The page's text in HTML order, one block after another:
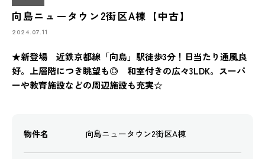
向島ニュータウン2街区A棟【中古】
2024.07.11
★新登場 近鉄京都線「向島」駅徒歩3分！日当たり通風良
好。上層階につき眺望も◎ 和室付きの広々3LDK。スーパ
ーや教育施設などの周辺施設も充実☆
物件名 向島ニュータウン2街区A棟